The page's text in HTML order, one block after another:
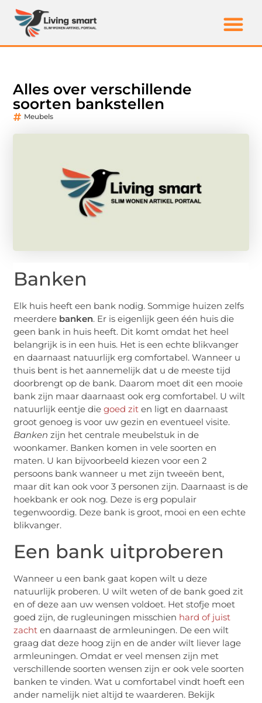
Alles over verschillende
soorten bankstellen
Meubels
Banken
Elk huis heeft een bank nodig. Sommige huizen zelfs
meerdere banken. Er is eigenlijk geen één huis die
geen bank in huis heeft. Dit komt omdat het heel
belangrijk is in een huis. Het is een echte blikvanger
en daarnaast natuurlijk erg comfortabel. Wanneer u
thuis bent is het aannemelijk dat u de meeste tijd
doorbrengt op de bank. Daarom moet dit een mooie
bank zijn maar daarnaast ook erg comfortabel. U wilt
natuurlijk eentje diegoed ziten ligt en daarnaast
groot genoeg is voor uw gezin en eventueel visite.
Banken zijn het centrale meubelstuk in de
woonkamer. Banken komen in vele soorten en
maten. U kan bijvoorbeeld kiezen voor een 2
persoons bank wanneer u met zijn tweeën bent,
maar dit kan ook voor 3 personen zijn. Daarnaast is de
hoekbank er ook nog. Deze is erg populair
tegenwoordig. Deze bank is groot, mooi en een echte
blikvanger.
Een bank uitproberen
Wanneer u een bank gaat kopen wilt u deze
natuurlijk proberen. U wilt weten of de bank goed zit
en of deze aan uw wensen voldoet. Het stofje moet
goed zijn, de rugleuningen misschien hard of juist
zachten daarnaast de armleuningen. De een wilt
graag dat deze hoog zijn en de ander wilt liever lage
armleuningen. Omdat er veel mensen zijn met
verschillende soorten wensen zijn er ook vele soorten
banken te vinden. Wat u comfortabel vindt hoeft een
ander namelijk niet altijd te waarderen. Bekijk